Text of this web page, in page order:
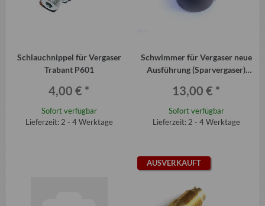
Schlauchnippel für Vergaser
Trabant P601
4,00 € *
Sofort verfügbar
Lieferzeit: 2 - 4 Werktage
Schwimmer für Vergaser neue
Ausführung (Sparvergaser)
13,00 € *
Sofort verfügbar
Lieferzeit: 2 - 4 Werktage
AUSVERKAUFT